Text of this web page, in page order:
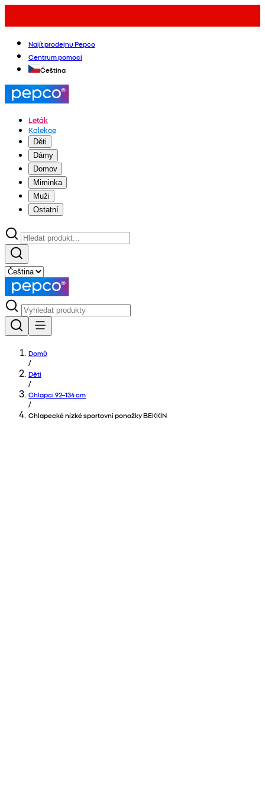
Najít prodejnu Pepco
Centrum pomoci
Čeština
Leták
Kolekce
Děti
Dámy
Domov
Miminka
Muži
Ostatní
Domů
/
Děti
/
Chlapci 92–134 cm
/
Chlapecké nízké sportovní ponožky BEKKIN